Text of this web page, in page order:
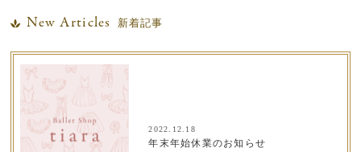
New Articles 新着記事
2022.12.18
年末年始休業のお知らせ